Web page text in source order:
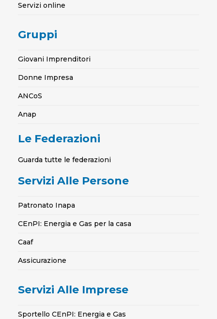
Servizi online
Gruppi
Giovani Imprenditori
Donne Impresa
ANCoS
Anap
Le Federazioni
Guarda tutte le federazioni
Servizi Alle Persone
Patronato Inapa
CEnPI: Energia e Gas per la casa
Caaf
Assicurazione
Servizi Alle Imprese
Sportello CEnPI: Energia e Gas